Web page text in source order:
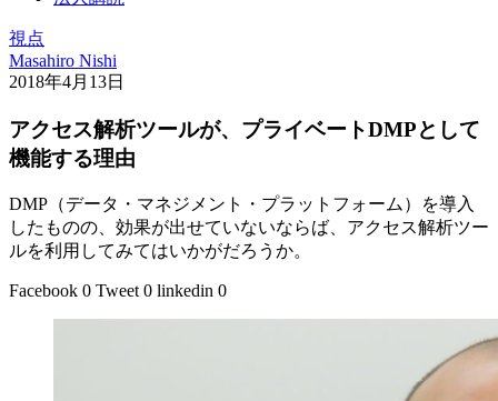
視点
Masahiro Nishi
2018年4月13日
アクセス解析ツールが、プライベートDMPとして
機能する理由
DMP（データ・マネジメント・プラットフォーム）を導入
したものの、効果が出せていないならば、アクセス解析ツー
ルを利用してみてはいかがだろうか。
Facebook 0 Tweet 0 linkedin 0